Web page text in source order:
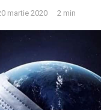
martie 2020 2 min